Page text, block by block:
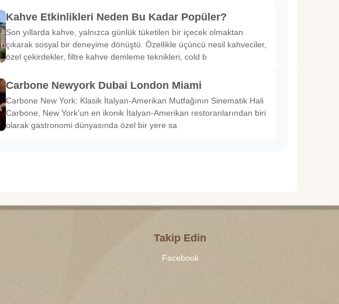
Kahve Etkinlikleri Neden Bu Kadar Popüler?
Son yıllarda kahve, yalnızca günlük tüketilen bir içecek olmaktan
çıkarak sosyal bir deneyime dönüştü. Özellikle üçüncü nesil kahveciler,
özel çekirdekler, filtre kahve demleme teknikleri, cold b
Carbone Newyork Dubai London Miami
Carbone New York: Klasik İtalyan-Amerikan Mutfağının Sinematik Hali
Carbone, New York’un en ikonik İtalyan-Amerikan restoranlarından biri
olarak gastronomi dünyasında özel bir yere sa
Takip Edin
Facebook